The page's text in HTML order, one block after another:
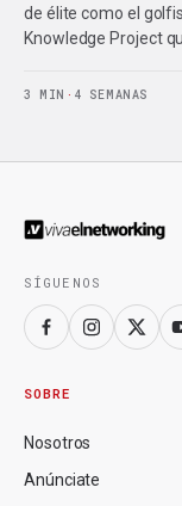
de élite como el
Knowledge Project
3 MIN · 4 SEMANAS
SÍGUENOS
SOBRE
Nosotros
Anúnciate